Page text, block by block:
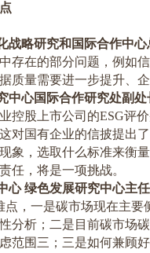
战略研究和国际合作中
存在的部分问题，例如
质量需要进一步提升、
中心国际合作研究处副处
控股上市公司的ESG评
对国有企业的信披提出
象，选取什么标准来衡
任，将是一项挑战。
心 绿色发展研究中心主
点，一是碳市场现在主要
分析；二是目前碳市场
范围三；三是如何兼顾